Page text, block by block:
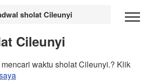
sholat Cileunyi
Cileunyi
waktu sholat Cileunyi.? Klik